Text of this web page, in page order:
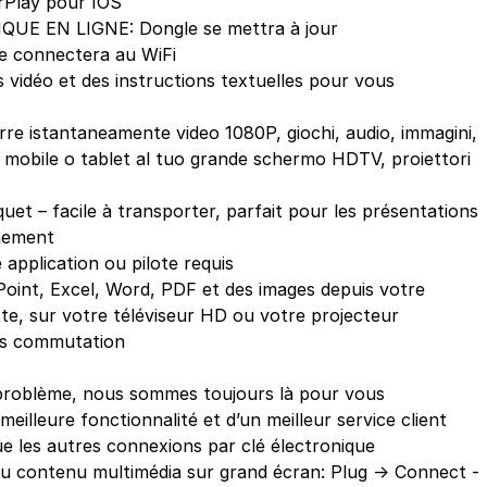
EN LIGNE: Dongle se mettra à jour
connectera au WiFi
vidéo et des instructions textuelles pour vous
istantaneamente video 1080P, giochi, audio, immagini,
o tablet al tuo grande schermo HDTV, proiettori
– facile à transporter, parfait pour les présentations
application ou pilote requis
Excel, Word, PDF et des images depuis votre
sur votre téléviseur HD ou votre projecteur
commutation
nous sommes toujours là pour vous
fonctionnalité et d’un meilleur service client
les autres connexions par clé électronique
contenu multimédia sur grand écran: Plug -> Connect -